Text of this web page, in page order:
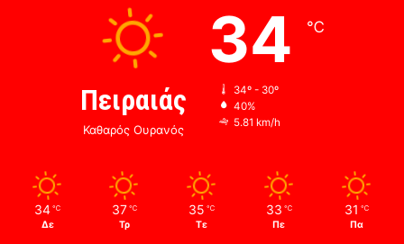
Πειραιάς
Καθαρός Ουρανός
34 ℃
34º - 30º
40%
5.81 km/h
34 ℃
Δε
37 ℃
Τρ
35 ℃
Τε
33 ℃
Πε
31 ℃
Πα